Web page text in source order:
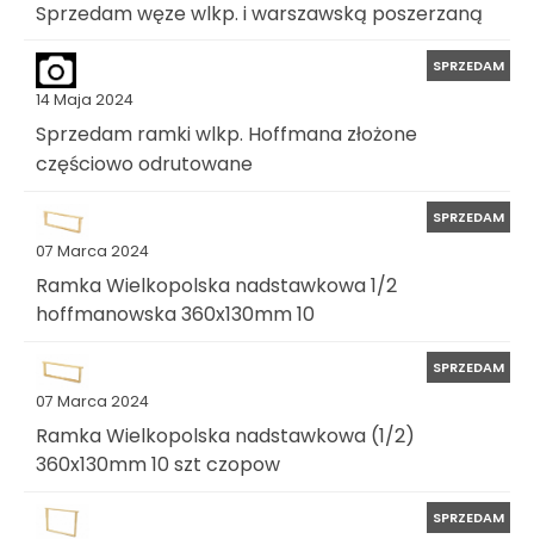
Sprzedam węze wlkp. i warszawską poszerzaną
14 Maja 2024
SPRZEDAM
Sprzedam ramki wlkp. Hoffmana złożone
częściowo odrutowane
07 Marca 2024
SPRZEDAM
Ramka Wielkopolska nadstawkowa 1/2
hoffmanowska 360x130mm 10
07 Marca 2024
SPRZEDAM
Ramka Wielkopolska nadstawkowa (1/2)
360x130mm 10 szt czopow
SPRZEDAM